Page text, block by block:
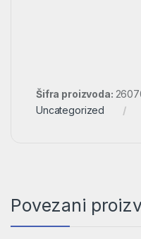
Šifra proizvoda:
Uncategorized
Povezani